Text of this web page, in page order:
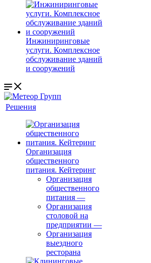
Инжиниринговые
услуги. Комплексное
обслуживание зданий
и сооружений
Решения
Организация
общественного
питания. Кейтеринг
Организация
общественного
питания —
Организация
столовой на
предприятии —
Организация
выездного
ресторана